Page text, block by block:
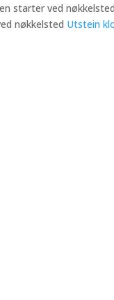
starter ved
nøkkelsted Utstein